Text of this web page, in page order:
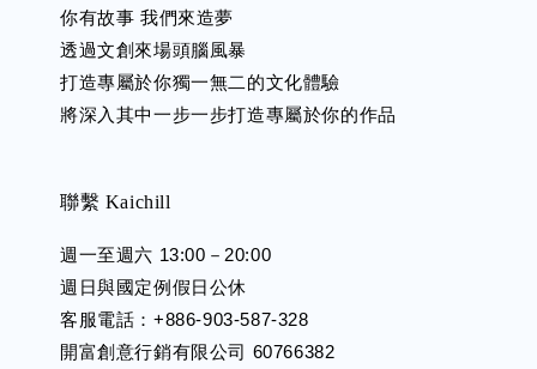
你有故事 我們來造夢
透過文創來場頭腦風暴
打造專屬於你獨一無二的文化體驗
將深入其中一步一步打造專屬於你的作品
聯繫 Kaichill
週一至週六 13:00－20:00
週日與國定例假日公休
客服電話：+886-903-587-328
開富創意行銷有限公司 60766382